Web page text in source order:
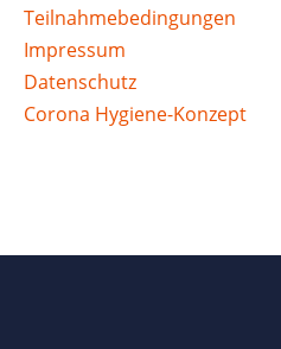
Teilnahmebedingungen
Impressum
Datenschutz
Corona Hygiene-Konzept